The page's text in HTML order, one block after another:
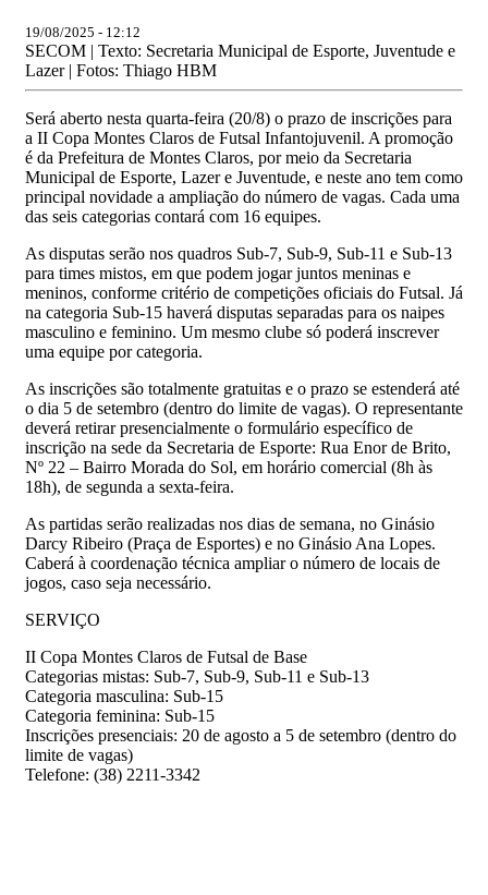
19/08/2025 - 12:12
SECOM | Texto: Secretaria Municipal de Esporte, Juventude e
Lazer | Fotos: Thiago HBM
Será aberto nesta quarta-feira (20/8) o prazo de inscrições para
a II Copa Montes Claros de Futsal Infantojuvenil. A promoção
é da Prefeitura de Montes Claros, por meio da Secretaria
Municipal de Esporte, Lazer e Juventude, e neste ano tem como
principal novidade a ampliação do número de vagas. Cada uma
das seis categorias contará com 16 equipes.
As disputas serão nos quadros Sub-7, Sub-9, Sub-11 e Sub-13
para times mistos, em que podem jogar juntos meninas e
meninos, conforme critério de competições oficiais do Futsal. Já
na categoria Sub-15 haverá disputas separadas para os naipes
masculino e feminino. Um mesmo clube só poderá inscrever
uma equipe por categoria.
As inscrições são totalmente gratuitas e o prazo se estenderá até
o dia 5 de setembro (dentro do limite de vagas). O representante
deverá retirar presencialmente o formulário específico de
inscrição na sede da Secretaria de Esporte: Rua Enor de Brito,
Nº 22 – Bairro Morada do Sol, em horário comercial (8h às
18h), de segunda a sexta-feira.
As partidas serão realizadas nos dias de semana, no Ginásio
Darcy Ribeiro (Praça de Esportes) e no Ginásio Ana Lopes.
Caberá à coordenação técnica ampliar o número de locais de
jogos, caso seja necessário.
SERVIÇO
II Copa Montes Claros de Futsal de Base
Categorias mistas: Sub-7, Sub-9, Sub-11 e Sub-13
Categoria masculina: Sub-15
Categoria feminina: Sub-15
Inscrições presenciais: 20 de agosto a 5 de setembro (dentro do
limite de vagas)
Telefone: (38) 2211-3342